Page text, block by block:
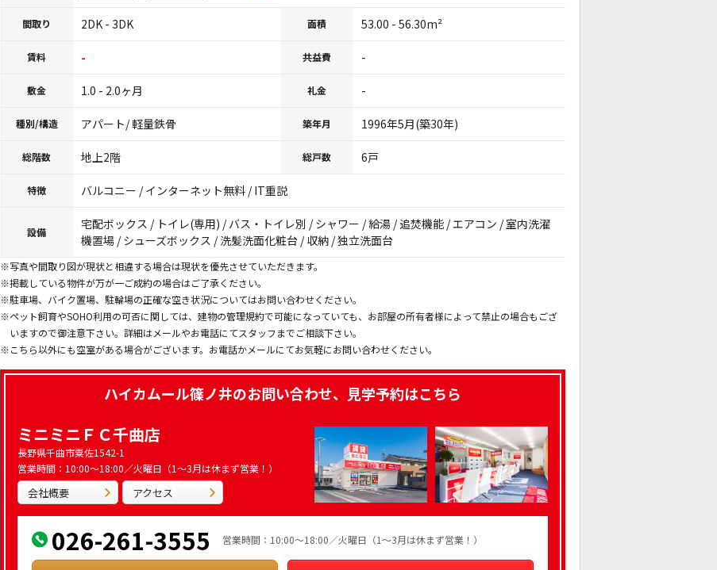
間取り 2DK - 3DK 面積 53.00 - 56.30m²
賃料 - 共益費 -
敷金 1.0 - 2.0ヶ月 礼金 -
種別/構造 アパート/ 軽量鉄骨 築年月 1996年5月(築30年)
総階数 地上2階 総戸数 6戸
特徴 バルコニー / インターネット無料 / IT重説
設備
宅配ボックス / トイレ(専用) / バス・トイレ別 / シャワー / 給湯 / 追焚機能 / エアコン / 室内洗濯
機置場 / シューズボックス / 洗髪洗面化粧台 / 収納 / 独立洗面台
※写真や間取り図が現状と相違する場合は現状を優先させていただきます。
※掲載している物件が万が一ご成約の場合はご了承ください。
※駐車場、バイク置場、駐輪場の正確な空き状況についてはお問い合わせください。
※ペット飼育やSOHO利用の可否に関しては、建物の管理規約で可能になっていても、お部屋の所有者様によって禁止の場合もござ
いますので御注意下さい。詳細はメールやお電話にてスタッフまでご相談下さい。
※こちら以外にも空室がある場合がございます。お電話かメールにてお気軽にお問い合わせください。
ハイカムール篠ノ井のお問い合わせ、見学予約はこちら
ミニミニＦＣ千曲店
長野県千曲市粟佐1542-1
営業時間：10:00～18:00／火曜日（1～3月は休まず営業！）
会社概要 アクセス
026-261-3555 営業時間：10:00～18:00／火曜日（1～3月は休まず営業！）